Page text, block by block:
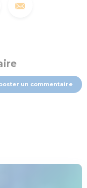
un commentaire